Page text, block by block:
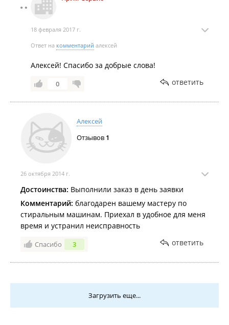
18 февраля 2017 г.
Ответ на комментарий алексей
Алексей! Спасибо за добрые слова!
0 ответить
Алексей
Отзывов 1
26 октября 2014 г.
Достоинства: Выполнили заказ в день заявки
Комментарий: благодарен вашему мастеру по
стиральным машинам. Приехал в удобное для меня
время и устранил неисправность
Спасибо 3 ответить
Загрузить еще...